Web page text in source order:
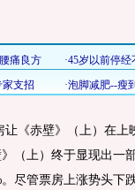
《赤壁》（上）在上
（上）终于显现出一
尽管票房上涨势头下